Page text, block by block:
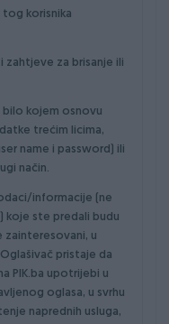
korisnika
za brisanje ili
bilo kojem osnovu
trećim licima,
name i password) ili
način.
informacije (ne
koje ste predali budu
zainteresovani, u
pristaje da
PIK.ba upotrijebi u
oglasa, u svrhu
naprednih usluga,